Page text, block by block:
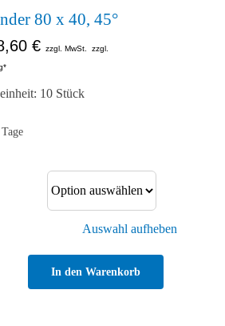
80 x 40, 45°
€ zzgl. MwSt. zzgl.
10 Stück
Auswahl aufheben
In den Warenkorb